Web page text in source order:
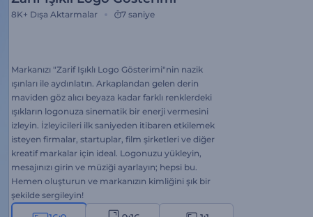
8K+ Dışa Aktarmalar 7 saniye
Markanızı "Zarif Işıklı Logo Gösterimi"nin nazik
ışınları ile aydınlatın. Arkaplandan gelen derin
maviden göz alıcı beyaza kadar farklı renklerdeki
ışıkların logonuza sinematik bir enerji vermesini
izleyin. İzleyicileri ilk saniyeden itibaren etkilemek
isteyen firmalar, startuplar, film şirketleri ve diğer
kreatif markalar için ideal. Logonuzu yükleyin,
mesajınızı girin ve müziği ayarlayın; hepsi bu.
Hemen oluşturun ve markanızın kimliğini şık bir
şekilde sergileyin!